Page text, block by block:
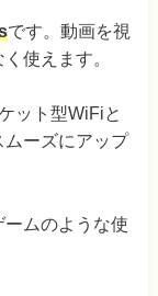
です。動画を視
使えます。
ット型WiFiと
ムーズにアップ
ムのような使